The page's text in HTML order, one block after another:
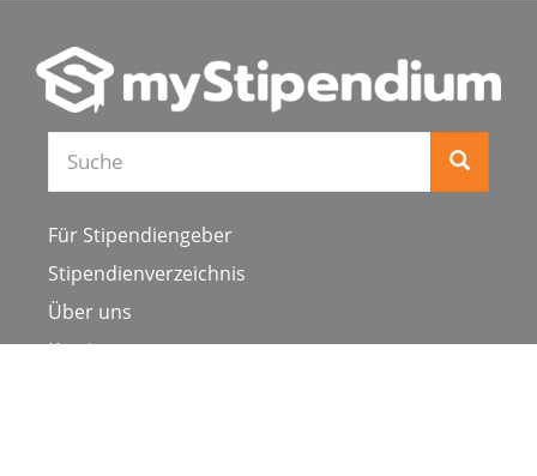
Für Stipendiengeber
Stipendienverzeichnis
Über uns
Karriere